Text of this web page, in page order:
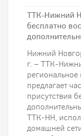
ТТК-Нижний
бесплатно
Нижний
г. – ТТК-
предлагает
присутствия
ТТК-НН,
домашней